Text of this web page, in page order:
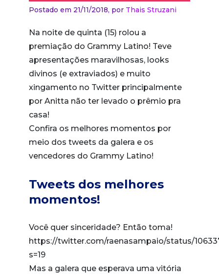
Postado em 21/11/2018, por Thais Struzani
Na noite de quinta (15) rolou a
premiação do Grammy Latino! Teve
apresentações maravilhosas, looks
divinos (e extraviados) e muito
xingamento no Twitter principalmente
por Anitta não ter levado o prêmio pra
casa!
Confira os melhores momentos por
meio dos tweets da galera e os
vencedores do Grammy Latino!
Tweets dos melhores
momentos!
Você quer sinceridade? Então toma!
https://twitter.com/raenasampaio/status/
s=19
Mas a galera que esperava uma vitória